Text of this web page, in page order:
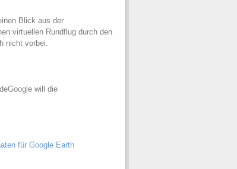
Blick aus der
virtuellen Rundflug durch den
nicht vorbei.
will die
für Google Earth